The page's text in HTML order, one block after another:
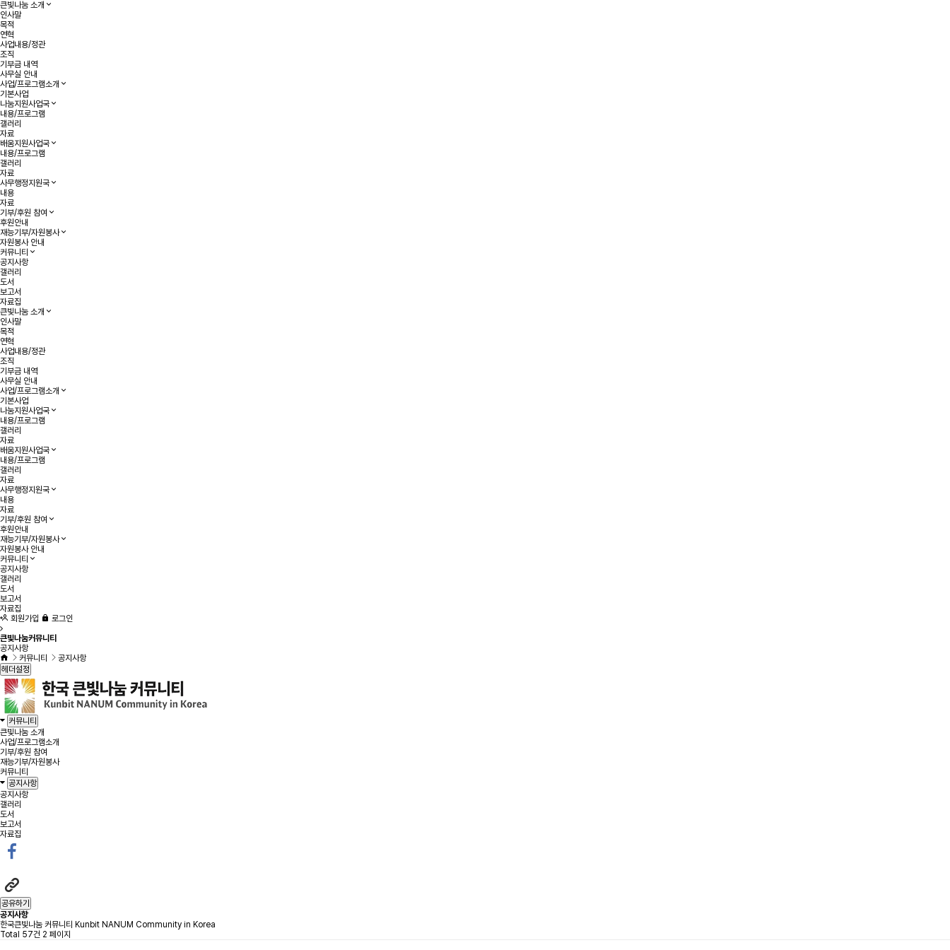
큰빛나눔 소개
인사말
목적
연혁
사업내용/정관
조직
기부금 내역
사무실 안내
사업/프로그램소개
기본사업
나눔지원사업국
내용/프로그램
갤러리
자료
배움지원사업국
내용/프로그램
갤러리
자료
사무행정지원국
내용
자료
기부/후원 참여
후원안내
재능기부/자원봉사
자원봉사 안내
커뮤니티
공지사항
갤러리
도서
보고서
자료집
큰빛나눔 소개
인사말
목적
연혁
사업내용/정관
조직
기부금 내역
사무실 안내
사업/프로그램소개
기본사업
나눔지원사업국
내용/프로그램
갤러리
자료
배움지원사업국
내용/프로그램
갤러리
자료
사무행정지원국
내용
자료
기부/후원 참여
후원안내
재능기부/자원봉사
자원봉사 안내
커뮤니티
공지사항
갤러리
도서
보고서
자료집
회원가입
로그인
큰빛나눔커뮤니티
공지사항
커뮤니티
공지사항
헤더설정
커뮤니티
큰빛나눔 소개
사업/프로그램소개
기부/후원 참여
재능기부/자원봉사
커뮤니티
공지사항
공지사항
갤러리
도서
보고서
자료집
공유하기
공지사항
한국큰빛나눔 커뮤니티 Kunbit NANUM Community in Korea
Total 57건 2 페이지